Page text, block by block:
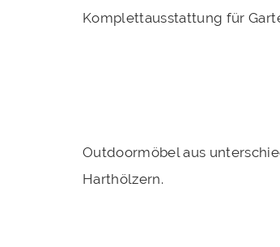
Komplettausstattung für
Outdoormöbel aus
Harthölzern.